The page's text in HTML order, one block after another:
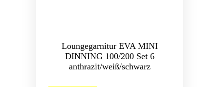
Loungegarnitur EVA MINI
DINNING 100/200 Set 6
anthrazit/weiß/schwarz